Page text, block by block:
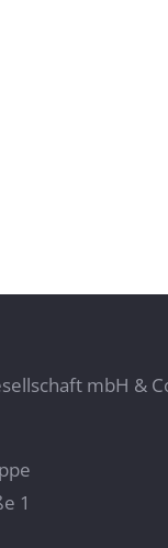
mbH &
1